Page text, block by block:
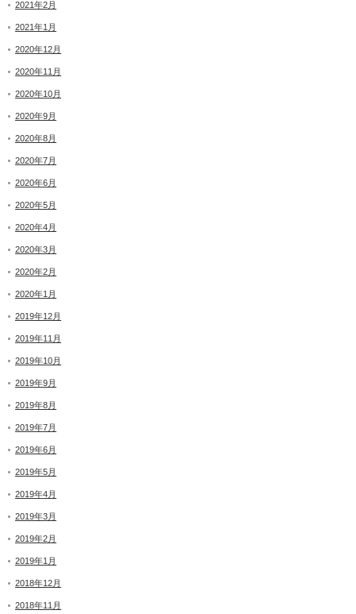
2021年2月
2021年1月
2020年12月
2020年11月
2020年10月
2020年9月
2020年8月
2020年7月
2020年6月
2020年5月
2020年4月
2020年3月
2020年2月
2020年1月
2019年12月
2019年11月
2019年10月
2019年9月
2019年8月
2019年7月
2019年6月
2019年5月
2019年4月
2019年3月
2019年2月
2019年1月
2018年12月
2018年11月